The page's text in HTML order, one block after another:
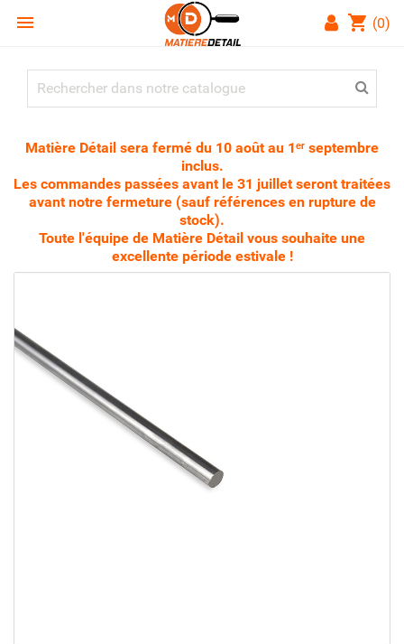
 shopping_cart (0)
Matière Détail sera fermé du 10 août au 1ᵉʳ septembre
inclus.
Les commandes passées avant le 31 juillet seront traitées
avant notre fermeture (sauf références en rupture de
stock).
Toute l'équipe de Matière Détail vous souhaite une
excellente période estivale !